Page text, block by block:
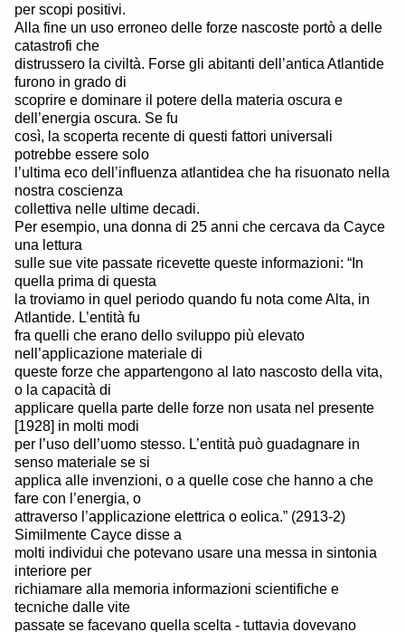
per scopi positivi.
Alla fine un uso erroneo delle forze nascoste portò a delle
catastrofi che
distrussero la civiltà. Forse gli abitanti dell’antica Atlantide
furono in grado di
scoprire e dominare il potere della materia oscura e
dell’energia oscura. Se fu
così, la scoperta recente di questi fattori universali
potrebbe essere solo
l’ultima eco dell’influenza atlantidea che ha risuonato nella
nostra coscienza
collettiva nelle ultime decadi.
Per esempio, una donna di 25 anni che cercava da Cayce
una lettura
sulle sue vite passate ricevette queste informazioni: “In
quella prima di questa
la troviamo in quel periodo quando fu nota come Alta, in
Atlantide. L’entità fu
fra quelli che erano dello sviluppo più elevato
nell’applicazione materiale di
queste forze che appartengono al lato nascosto della vita,
o la capacità di
applicare quella parte delle forze non usata nel presente
[1928] in molti modi
per l’uso dell’uomo stesso. L’entità può guadagnare in
senso materiale se si
applica alle invenzioni, o a quelle cose che hanno a che
fare con l’energia, o
attraverso l’applicazione elettrica o eolica.” (2913-2)
Similmente Cayce disse a
molti individui che potevano usare una messa in sintonia
interiore per
richiamare alla memoria informazioni scientifiche e
tecniche dalle vite
passate se facevano quella scelta - tuttavia dovevano